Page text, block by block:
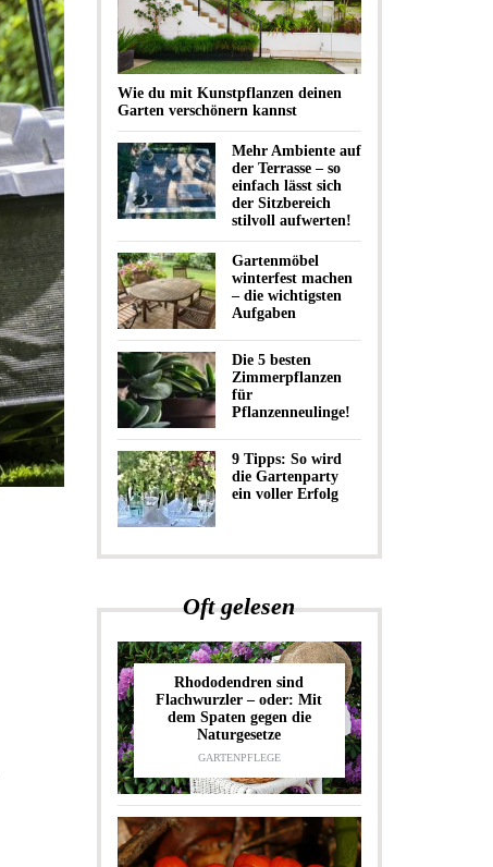
Wie du mit Kunstpflanzen deinen
Garten verschönern kannst
Mehr Ambiente auf
der Terrasse – so
einfach lässt sich
der Sitzbereich
stilvoll aufwerten!
Gartenmöbel
winterfest machen
– die wichtigsten
Aufgaben
Die 5 besten
Zimmerpflanzen
für
Pflanzenneulinge!
9 Tipps: So wird
die Gartenparty
ein voller Erfolg
Oft gelesen
Rhododendren sind
Flachwurzler – oder: Mit
dem Spaten gegen die
Naturgesetze
GARTENPFLEGE